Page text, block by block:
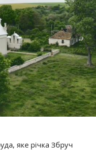
яке річка Збруч